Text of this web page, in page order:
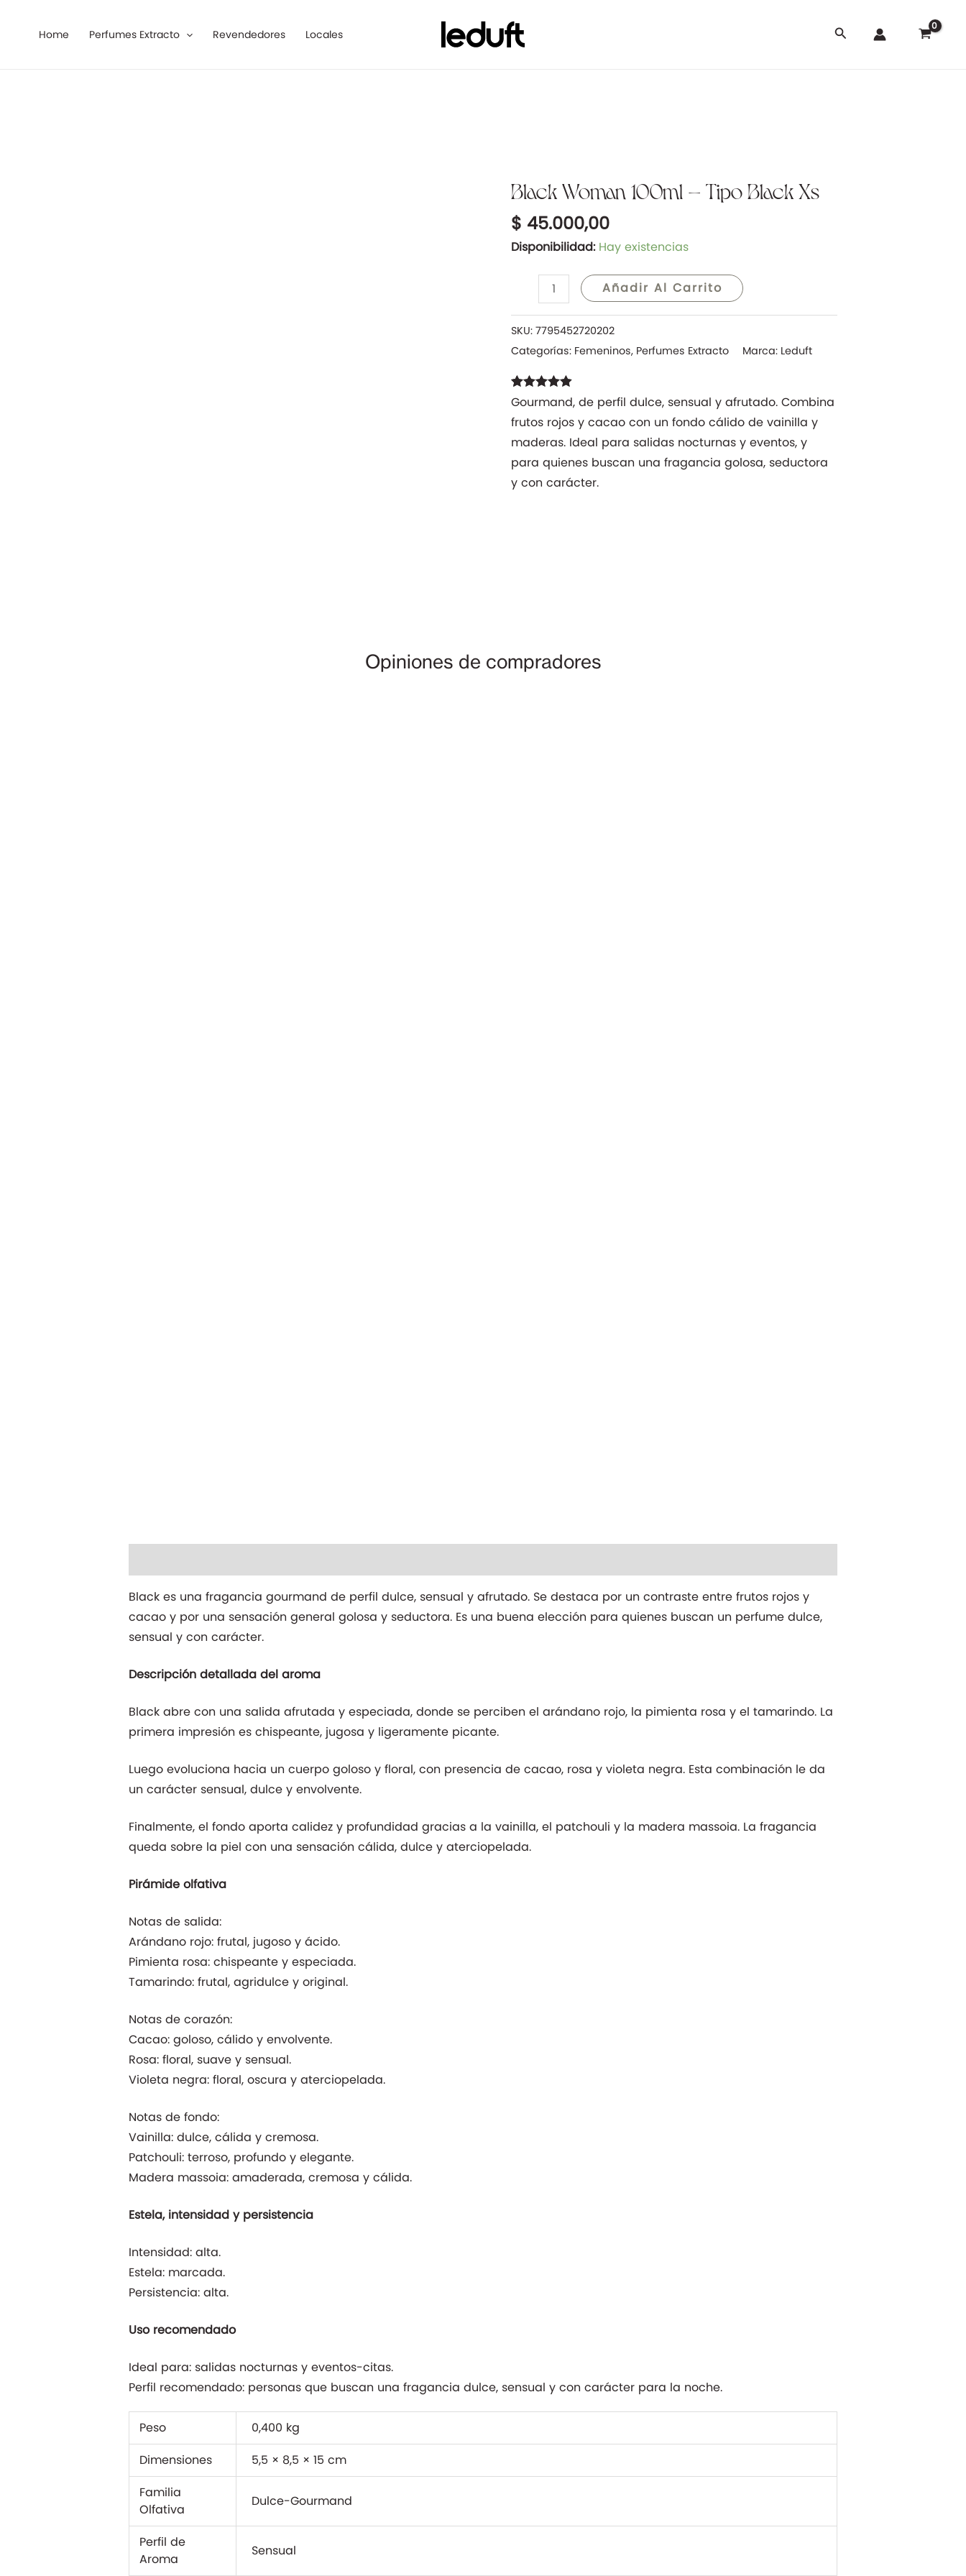
Home Perfumes Extracto Revendedores Locales Buscar
Black Woman 100ml – Tipo Black Xs
$ 45.000,00
Disponibilidad: Hay existencias
Black
100ml
-
cantidad
Añadir Al Carrito
SKU:7795452720202
Categorías: Femeninos, Perfumes Extracto Marca: Leduft
Valorado
con4.86de
5 en base a
7
valoraciones
de clientes
Gourmand, de perfil dulce, sensual y afrutado. Combina
frutos rojos y cacao con un fondo cálido de vainilla y
maderas. Ideal para salidas nocturnas y eventos, y
para quienes buscan una fragancia golosa, seductora
y con carácter.
Opiniones de compradores
Black es una fragancia gourmand de perfil dulce, sensual y afrutado. Se destaca por un contraste entre frutos rojos y
cacao y por una sensación general golosa y seductora. Es una buena elección para quienes buscan un perfume dulce,
sensual y con carácter.
Descripción detallada del aroma
Black abre con una salida afrutada y especiada, donde se perciben el arándano rojo, la pimienta rosa y el tamarindo. La
primera impresión es chispeante, jugosa y ligeramente picante.
Luego evoluciona hacia un cuerpo goloso y floral, con presencia de cacao, rosa y violeta negra. Esta combinación le da
un carácter sensual, dulce y envolvente.
Finalmente, el fondo aporta calidez y profundidad gracias a la vainilla, el patchouli y la madera massoia. La fragancia
queda sobre la piel con una sensación cálida, dulce y aterciopelada.
Pirámide olfativa
Notas de salida:
Arándano rojo: frutal, jugoso y ácido.
Pimienta rosa: chispeante y especiada.
Tamarindo: frutal, agridulce y original.
Notas de corazón:
Cacao: goloso, cálido y envolvente.
Rosa: floral, suave y sensual.
Violeta negra: floral, oscura y aterciopelada.
Notas de fondo:
Vainilla: dulce, cálida y cremosa.
Patchouli: terroso, profundo y elegante.
Madera massoia: amaderada, cremosa y cálida.
Estela, intensidad y persistencia
Intensidad: alta.
Estela: marcada.
Persistencia: alta.
Uso recomendado
Ideal para: salidas nocturnas y eventos-citas.
Perfil recomendado: personas que buscan una fragancia dulce, sensual y con carácter para la noche.
Peso
0,400 kg
Dimensiones
5,5 × 8,5 × 15 cm
Familia
Olfativa
Dulce-Gourmand
Perfil de
Aroma
Sensual